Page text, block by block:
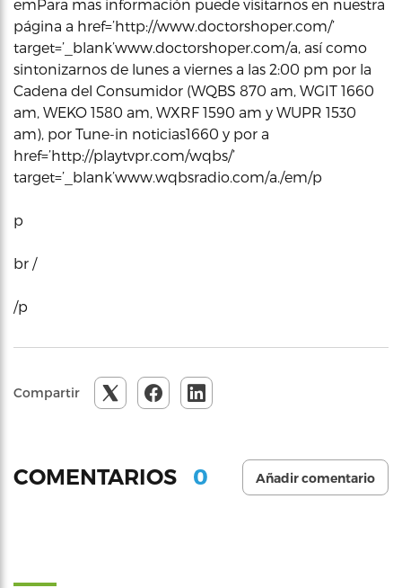
emPara mas información puede visitarnos en nuestra
página a href=’http://www.doctorshoper.com/’
target=’_blank’www.doctorshoper.com/a, así como
sintonizarnos de lunes a viernes a las 2:00 pm por la
Cadena del Consumidor (WQBS 870 am, WGIT 1660
am, WEKO 1580 am, WXRF 1590 am y WUPR 1530
am), por Tune-in noticias1660 y por a
href=’http://playtvpr.com/wqbs/’
target=’_blank’www.wqbsradio.com/a./em/p
p
br /
/p
Compartir
COMENTARIOS 0 Añadir comentario